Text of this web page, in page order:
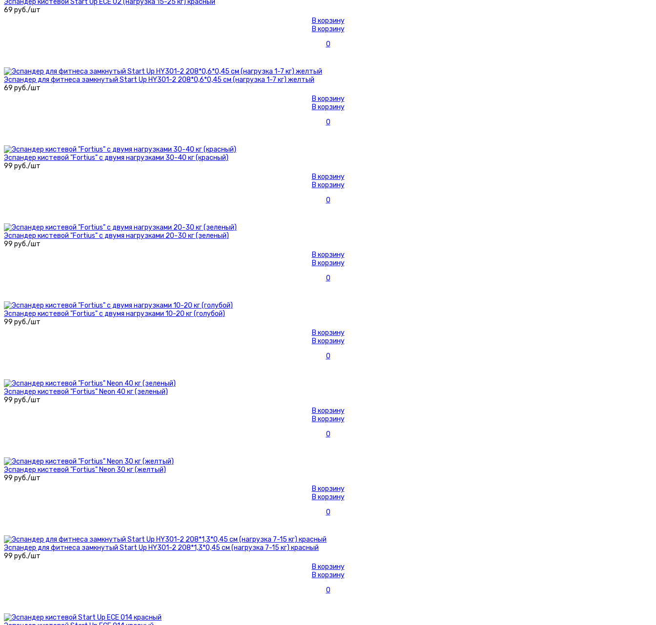
Эспандер кистевой Start Up ЕСЕ 02 (нагрузка 15-25 кг) красный
69 руб./шт
В корзину
В корзину
0
Эспандер для фитнеса замкнутый Start Up HY301-2 208*0,6*0,45 см (нагрузка 1-7 кг) желтый
69 руб./шт
В корзину
В корзину
0
Эспандер кистевой "Fortius" с двумя нагрузками 30-40 кг (красный)
99 руб./шт
В корзину
В корзину
0
Эспандер кистевой "Fortius" с двумя нагрузками 20-30 кг (зеленый)
99 руб./шт
В корзину
В корзину
0
Эспандер кистевой "Fortius" с двумя нагрузками 10-20 кг (голубой)
99 руб./шт
В корзину
В корзину
0
Эспандер кистевой "Fortius" Neon 40 кг (зеленый)
99 руб./шт
В корзину
В корзину
0
Эспандер кистевой "Fortius" Neon 30 кг (желтый)
99 руб./шт
В корзину
В корзину
0
Эспандер для фитнеса замкнутый Start Up HY301-2 208*1,3*0,45 см (нагрузка 7-15 кг) красный
99 руб./шт
В корзину
В корзину
0